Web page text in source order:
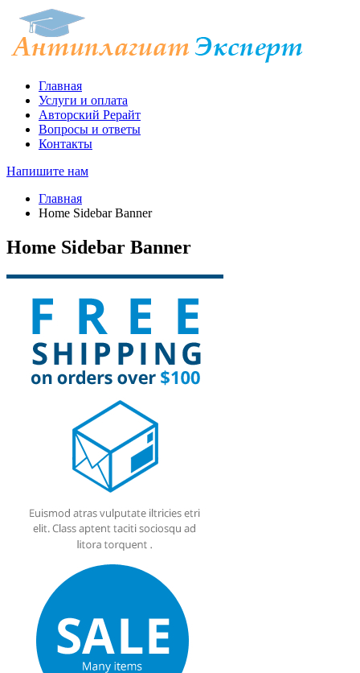
Главная
Услуги и оплата
Авторский Рерайт
Вопросы и ответы
Контакты
Напишите нам
Главная
Home Sidebar Banner
Home Sidebar Banner